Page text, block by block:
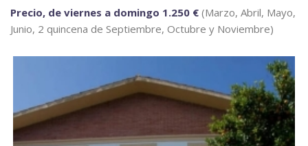
Precio, de viernes a domingo 1.250 € (Marzo, Abril, Mayo,
Junio, 2 quincena de Septiembre, Octubre y Noviembre)